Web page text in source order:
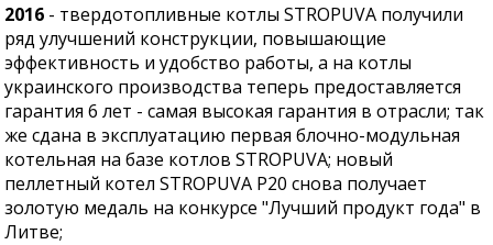
2016 - твердотопливные котлы STROPUVA получили
ряд улучшений конструкции, повышающие
эффективность и удобство работы, а на котлы
украинского производства теперь предоставляется
гарантия 6 лет - самая высокая гарантия в отрасли; так
же сдана в эксплуатацию первая блочно-модульная
котельная на базе котлов STROPUVA; новый
пеллетный котел STROPUVA Р20 снова получает
золотую медаль на конкурсе "Лучший продукт года" в
Литве;